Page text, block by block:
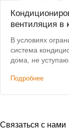
вентиляция
В условиях
система
дома, не
высоты потолков.
Подробнее
Связаться с нами